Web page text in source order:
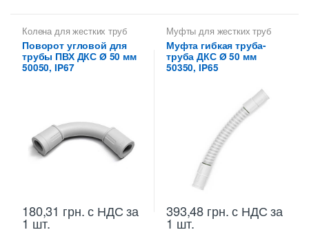
Колена для жестких труб
ПВХ
Поворот угловой для
трубы ПВХ ДКС Ø 50 мм
50050, IP67
180,31 грн.с НДС за
1 шт.
Муфты для жестких труб
ПВХ
Муфта гибкая труба-
труба ДКС Ø 50 мм
50350, IP65
393,48 грн.с НДС за
1 шт.